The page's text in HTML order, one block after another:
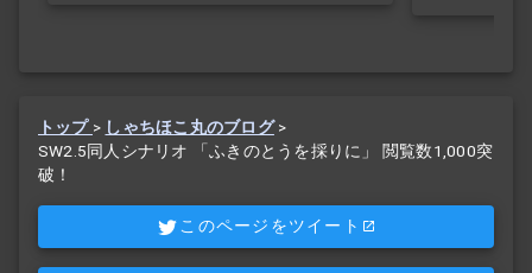
トップ > しゃちほこ丸のブログ>
SW2.5同人シナリオ 「ふきのとうを採りに」 閲覧数1,000突
破！
このページをツイート